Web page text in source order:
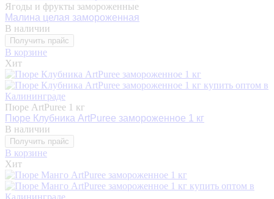
Ягоды и фрукты замороженные
Малина целая замороженная
В наличии
Получить прайс
В корзине
Хит
Пюре ArtPuree 1 кг
Пюре Клубника ArtPuree замороженное 1 кг
В наличии
Получить прайс
В корзине
Хит